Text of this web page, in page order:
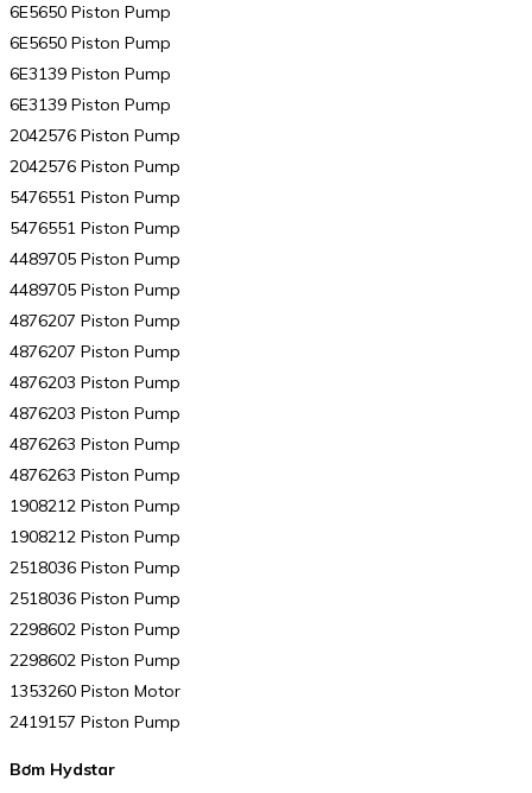
6E5650 Piston Pump
6E5650 Piston Pump
6E3139 Piston Pump
6E3139 Piston Pump
2042576 Piston Pump
2042576 Piston Pump
5476551 Piston Pump
5476551 Piston Pump
4489705 Piston Pump
4489705 Piston Pump
4876207 Piston Pump
4876207 Piston Pump
4876203 Piston Pump
4876203 Piston Pump
4876263 Piston Pump
4876263 Piston Pump
1908212 Piston Pump
1908212 Piston Pump
2518036 Piston Pump
2518036 Piston Pump
2298602 Piston Pump
2298602 Piston Pump
1353260 Piston Motor
2419157 Piston Pump
Bơm Hydstar